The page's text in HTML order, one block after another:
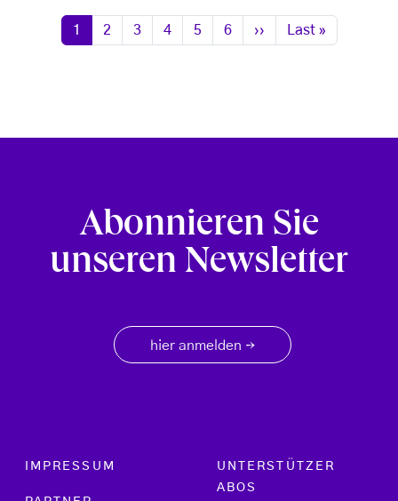
Seitennummerierung
Seite
1 Seite
2 Seite
3 Seite
4 Seite
5 Seite
6 Nächste Seite
›› Letzte Seite
Last »
Abonnieren Sie
unseren Newsletter
hier anmelden →
Footer menu
IMPRESSUM
UNTERSTÜTZER
ABOS